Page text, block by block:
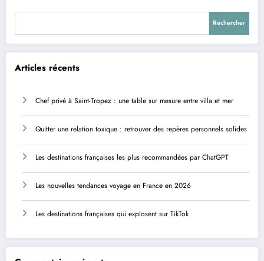
Rechercher
Articles récents
Chef privé à Saint-Tropez : une table sur mesure entre villa et mer
Quitter une relation toxique : retrouver des repères personnels solides
Les destinations françaises les plus recommandées par ChatGPT
Les nouvelles tendances voyage en France en 2026
Les destinations françaises qui explosent sur TikTok